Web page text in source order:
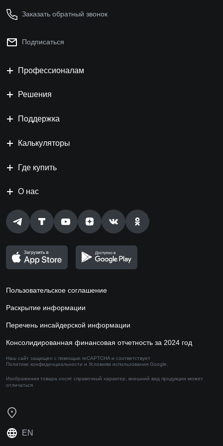
Заказать обратный звонок
Подписаться
Профессионалам
Решения
Поддержка
Калькуляторы
Где купить
О нас
Пользовательское соглашение
Раскрытие информации
Перечень инсайдерской информации
Консолидированная финансовая отчетность за 2024 год
Наш сайт защищен с помощью reCAPTCHA и соответствует
Политике конфиденциальности и Условиям использования Google.
Изображения товара носят справочный характер, внешний вид продукции может
отличаться
EN